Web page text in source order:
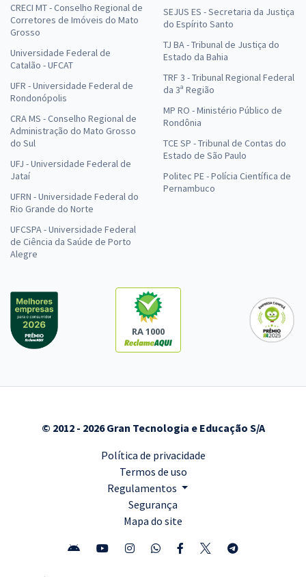
CRECI MT - Conselho Regional de
Corretores de Imóveis do Mato
Grosso
Universidade Federal de
Catalão - UFCAT
UFR - Universidade Federal de
Rondonópolis
CRA MS - Conselho Regional de
Administração do Mato Grosso
do Sul
UFJ - Universidade Federal de
Jataí
UFRN - Universidade Federal do
Rio Grande do Norte
UFCSPA - Universidade Federal
de Ciência da Saúde de Porto
Alegre
SEJUS ES - Secretaria da Justiça
do Espírito Santo
TJ BA - Tribunal de Justiça do
Estado da Bahia
TRF 3 - Tribunal Regional Federal
da 3ª Região
MP RO - Ministério Público de
Rondônia
TCE SP - Tribunal de Contas do
Estado de São Paulo
Politec PE - Polícia Científica de
Pernambuco
RA 1000
© 2012 - 2026 Gran Tecnologia e Educação S/A
Política de privacidade
Termos de uso
Regulamentos
Segurança
Mapa do site